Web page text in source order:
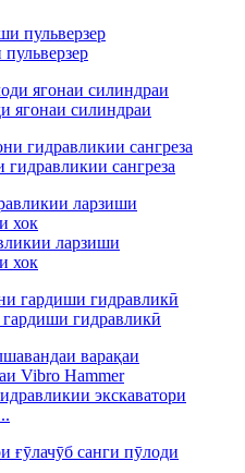
ягонаи силиндраи
гидравликии сангреза
ларзиши
хок
гидравликӣ
экскаватори